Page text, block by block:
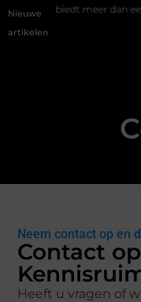
Nieuwe
artikelen
meer dan een
Neem contact op en
Contact
Heeft u vragen of